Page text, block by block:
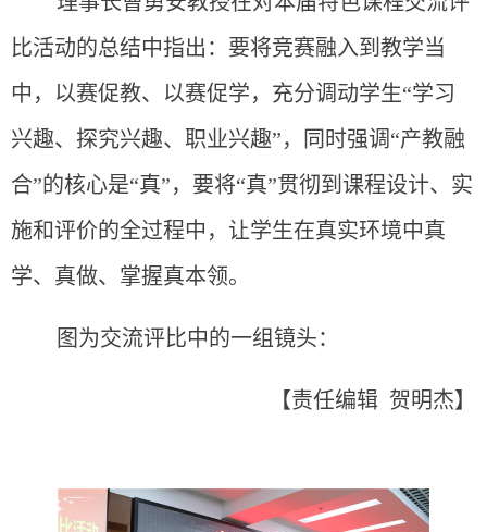
比活动的总结中指出：要将竞赛融入到教学当
中，以赛促教、以赛促学，充分调动学生“学习
兴趣、探究兴趣、职业兴趣”，同时强调“产教融
合”的核心是“真”，要将“真”贯彻到课程设计、实
施和评价的全过程中，让学生在真实环境中真
学、真做、掌握真本领。
图为交流评比中的一组镜头：
【责任编辑 贺明杰】